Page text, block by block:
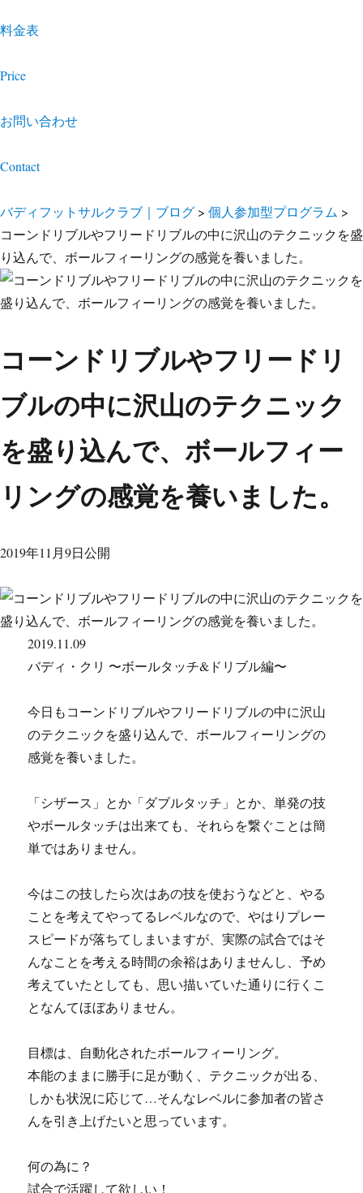
料金表
Price
お問い合わせ
Contact
バディフットサルクラブ｜ブログ > 個人参加型プログラム >
コーンドリブルやフリードリブルの中に沢山のテクニックを盛
り込んで、ボールフィーリングの感覚を養いました。
コーンドリブルやフリードリ
ブルの中に沢山のテクニック
を盛り込んで、ボールフィー
リングの感覚を養いました。
2019年11月9日公開
2019.11.09
バディ・クリ 〜ボールタッチ&ドリブル編〜
今日もコーンドリブルやフリードリブルの中に沢山
のテクニックを盛り込んで、ボールフィーリングの
感覚を養いました。
「シザース」とか「ダブルタッチ」とか、単発の技
やボールタッチは出来ても、それらを繋ぐことは簡
単ではありません。
今はこの技したら次はあの技を使おうなどと、やる
ことを考えてやってるレベルなので、やはりプレー
スピードが落ちてしまいますが、実際の試合ではそ
んなことを考える時間の余裕はありませんし、予め
考えていたとしても、思い描いていた通りに行くこ
となんてほぼありません。
目標は、自動化されたボールフィーリング。
本能のままに勝手に足が動く、テクニックが出る、
しかも状況に応じて…そんなレベルに参加者の皆さ
んを引き上げたいと思っています。
何の為に？
試合で活躍して欲しい！